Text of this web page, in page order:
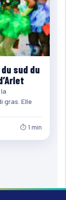
sud du
gras. Elle
⏱ 1 min